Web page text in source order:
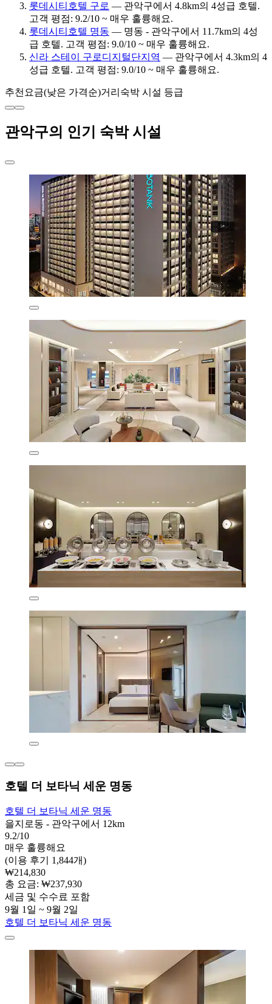
롯데시티호텔 구로 — 관악구에서 4.8km의 4성급 호텔.
고객 평점: 9.2/10 ~ 매우 훌륭해요.
롯데시티호텔 명동 — 명동 - 관악구에서 11.7km의 4성
급 호텔. 고객 평점: 9.0/10 ~ 매우 훌륭해요.
신라 스테이 구로디지털단지역 — 관악구에서 4.3km의 4
성급 호텔. 고객 평점: 9.0/10 ~ 매우 훌륭해요.
추천 요금(낮은 가격순)거리 숙박 시설 등급
관악구의 인기 숙박 시설
호텔 더 보타닉 세운 명동
호텔 더 보타닉 세운 명동
을지로동 - 관악구에서 12km
9.2/10
매우 훌륭해요
(이용 후기 1,844개)
₩214,830
총 요금: ₩237,930
세금 및 수수료 포함
9월 1일 ~ 9월 2일
호텔 더 보타닉 세운 명동